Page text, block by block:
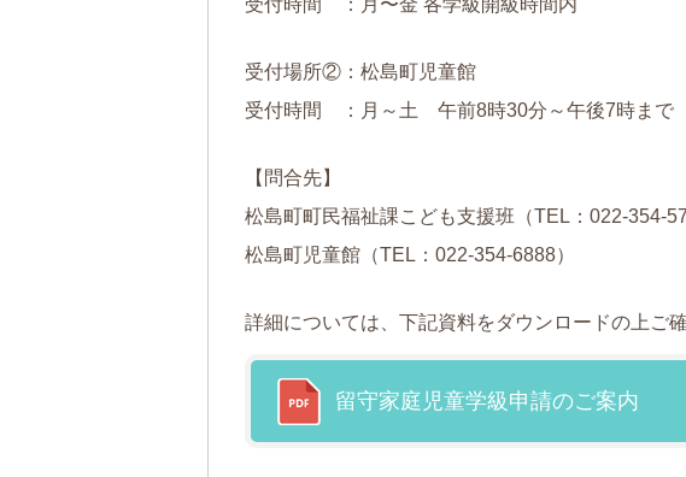
受付時間 ：月〜金 各学級開級時間内
受付場所②：松島町児童館
受付時間 ：月～土 午前8時30分～午後7時まで
【問合先】
松島町町民福祉課こども支援班（TEL： 022-354-
松島町児童館（TEL： 022-354-6888）
詳細については、下記資料をダウンロードの上ご
留守家庭児童学級申請のご案内